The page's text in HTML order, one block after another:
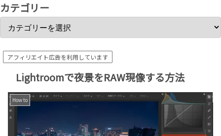
カテゴリー
アフィリエイト広告を利用しています
Lightroomで夜景をRAW現像する方法
How to